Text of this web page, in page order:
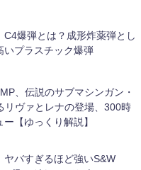
C4爆弾とは？成形炸薬弾とし
いプラスチック爆弾
、伝説のサブマシンガン・
リヴァとレナの登場、300時
【ゆっくり解説】
ヤバすぎるほど強いS&W